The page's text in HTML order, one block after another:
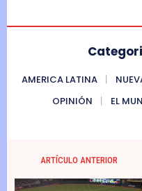
AMERICA LATINA
OPINIÓN
EL
ARTÍCULO ANTERIOR